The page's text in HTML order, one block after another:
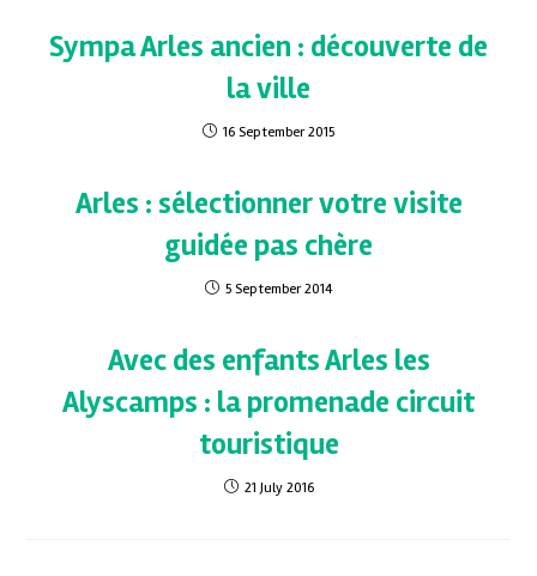
Sympa Arles ancien : découverte de
la ville
16 September 2015
Arles : sélectionner votre visite
guidée pas chère
5 September 2014
Avec des enfants Arles les
Alyscamps : la promenade circuit
touristique
21 July 2016